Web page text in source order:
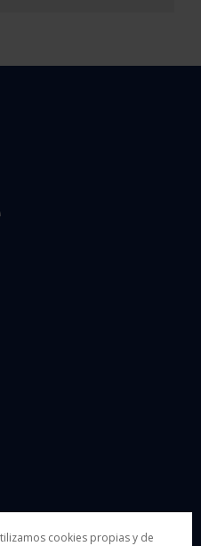
cookies propias y de